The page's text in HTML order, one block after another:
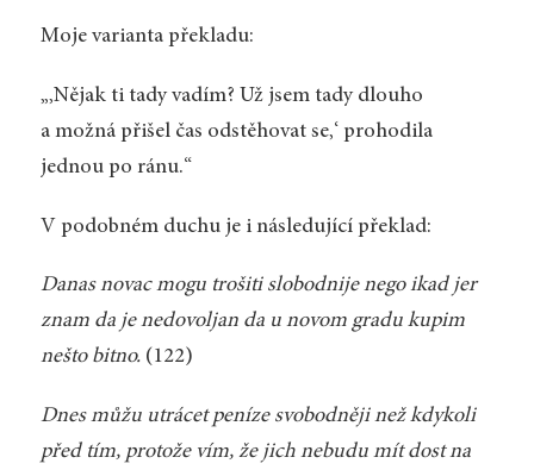
Moje varianta překladu:
„‚Nějak ti tady vadím? Už jsem tady dlouho
a možná přišel čas odstěhovat se,‘ prohodila
jednou po ránu.“
V podobném duchu je i následující překlad:
Danas novac mogu trošiti slobodnije nego ikad jer
znam da je nedovoljan da u novom gradu kupim
nešto bitno.(122)
Dnes můžu utrácet peníze svobodněji než kdykoli
před tím, protože vím, že jich nebudu mít dost na